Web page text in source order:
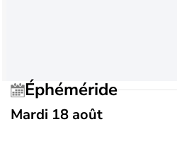
Éphéméride
Mardi 18 août